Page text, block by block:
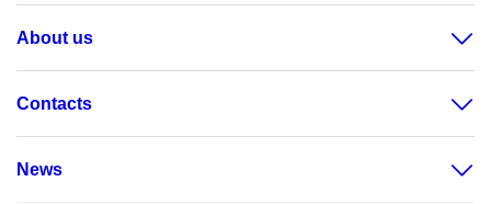
About us
Contacts
News